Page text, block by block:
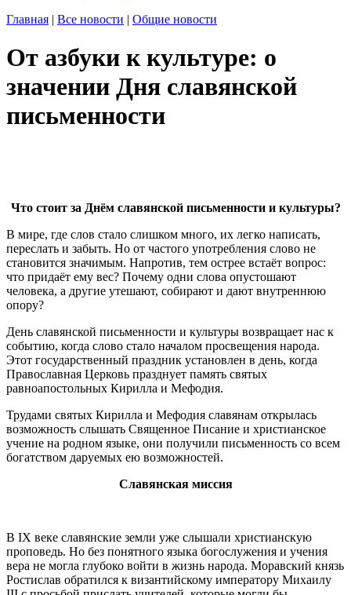
Главная | Все новости | Общие новости
От азбуки к культуре: о
значении Дня славянской
письменности
Что стоит за Днём славянской письменности и культуры?
В мире, где слов стало слишком много, их легко написать,
переслать и забыть. Но от частого употребления слово не
становится значимым. Напротив, тем острее встаёт вопрос:
что придаёт ему вес? Почему одни слова опустошают
человека, а другие утешают, собирают и дают внутреннюю
опору?
День славянской письменности и культуры возвращает нас к
событию, когда слово стало началом просвещения народа.
Этот государственный праздник установлен в день, когда
Православная Церковь празднует память святых
равноапостольных Кирилла и Мефодия.
Трудами святых Кирилла и Мефодия славянам открылась
возможность слышать Священное Писание и христианское
учение на родном языке, они получили письменность со всем
богатством даруемых ею возможностей.
Славянская миссия
В IX веке славянские земли уже слышали христианскую
проповедь. Но без понятного языка богослужения и учения
вера не могла глубоко войти в жизнь народа. Моравский князь
Ростислав обратился к византийскому императору Михаилу